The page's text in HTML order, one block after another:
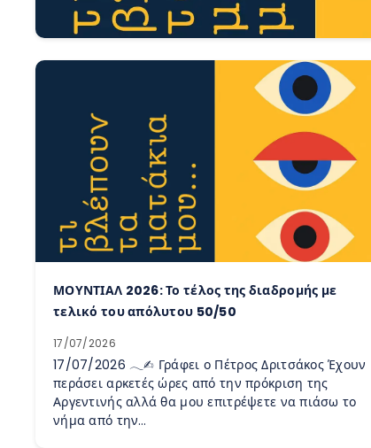
ΜΟΥΝΤΙΑΛ 2026: Το τέλος της διαδρομής με
τελικό του απόλυτου 50/50
17/07/2026
17/07/2026 𓂃✍︎ Γράφει ο Πέτρος Δριτσάκος Έχουν
περάσει αρκετές ώρες από την πρόκριση της
Αργεντινής αλλά θα μου επιτρέψετε να πιάσω το
νήμα από την…